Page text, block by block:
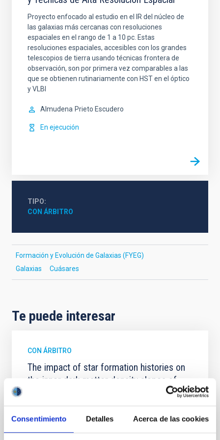
Consentimiento Detalles Acerca de las cookies
Proyecto enfocado al estudio en el IR del núcleo de
las galaxias más cercanas con resoluciones
espaciales en el rango de 1 a 10 pc. Estas
resoluciones espaciales, accesibles con los grandes
telescopios de tierra usando técnicas frontera de
observación, son por primera vez comparables a las
que se obtienen rutinariamente con HST en el óptico
y VLBI
Almudena Prieto Escudero
En ejecución
TIPO
CON ÁRBITRO
Formación y Evolución de Galaxias (FYEG)
Galaxias
Cuásares
Te puede interesar
CON ÁRBITRO
The impact of star formation histories on
the inner dark matter density slopes of
star formation histories (SFHs) and the inner dark
matter density profiles of simulated galaxies. In